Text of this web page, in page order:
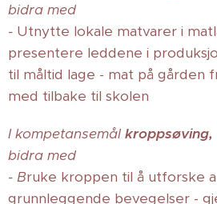
bidra med
- Utnytte lokale matvarer i
presentere leddene i
til måltid lage - mat på gården
med tilbake til skolen
I kompetansemål kroppsøving,
bidra med
- Bruke kroppen til å utforske
grunnleggende bevegelser -